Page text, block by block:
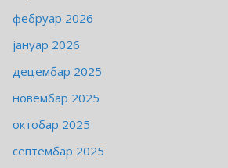
фебруар 2026
јануар 2026
децембар 2025
новембар 2025
октобар 2025
септембар 2025